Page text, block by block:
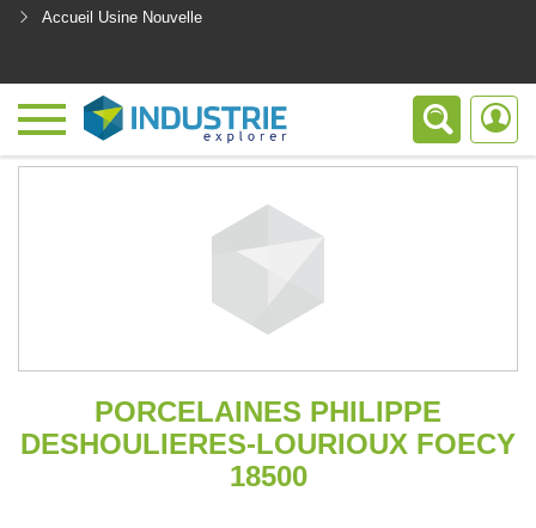
Accueil Usine Nouvelle
PORCELAINES PHILIPPE
DESHOULIERES-LOURIOUX FOECY
18500